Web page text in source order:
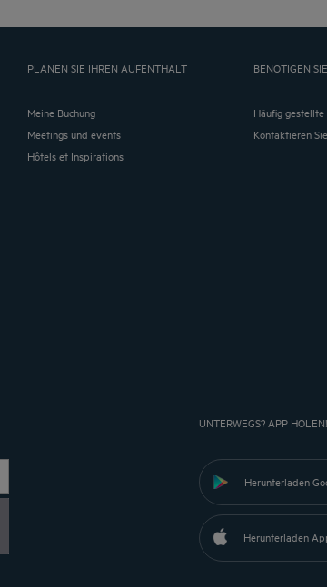
PLANEN SIE IHREN AUFENTHALT
Meine Buchung
Meetings und events
Hôtels et Inspirations
BENÖTIGEN
Häufig
Kontaktieren
UNTERWEGS? APP HOLEN!
Herunterladen
Herunterladen